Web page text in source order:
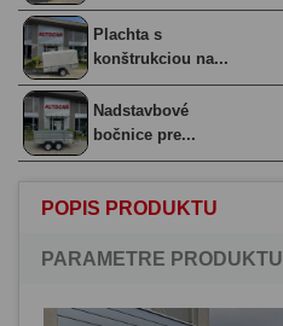
Plachta s
konštrukciou na...
Nadstavbové
bočnice pre...
POPIS PRODUKTU
PARAMETRE PRODUKTU